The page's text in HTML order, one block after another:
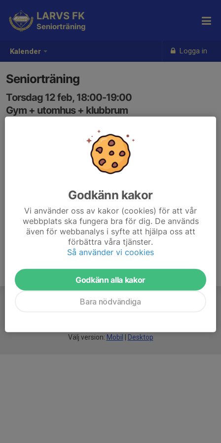
Kalender Logga in
LARVS FK
Seniorträning
Seniorträning
Torsdag 12 feb, 18:00-19:00
Gym + utomhus + klubbrum
Välj version: Mobil Desktop
Godkänn kakor
Vi använder oss av kakor (cookies) för att vår
webbplats ska fungera bra för dig. De används
även för webbanalys i syfte att hjälpa oss att
förbättra våra tjänster.
Så använder vi cookies
Godkänn alla kakor
Bara nödvändiga